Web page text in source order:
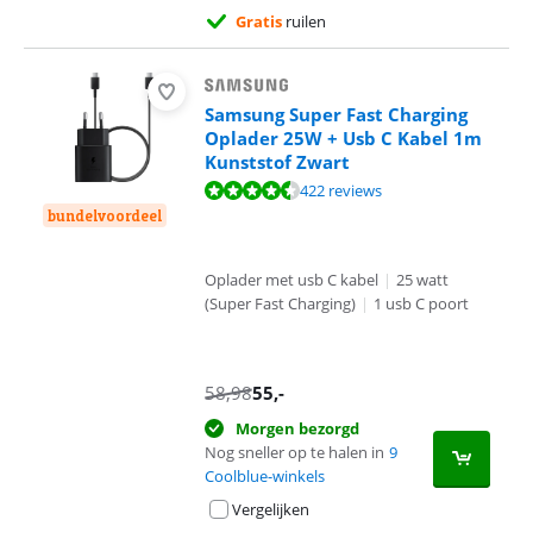
Gratis ruilen
bundelvoordeel
Samsung Super Fast Charging
Oplader 25W + Usb C Kabel 1m
Kunststof Zwart
Beoordeling is 8,7 van de 10, gebaseerd op 422 reviews.
422 reviews
Oplader met usb C kabel | 25 watt
(Super Fast Charging) | 1 usb C poort
58,9855,-
Morgen bezorgd
Nog sneller op te halen in 9
Coolblue-winkels
Vergelijken